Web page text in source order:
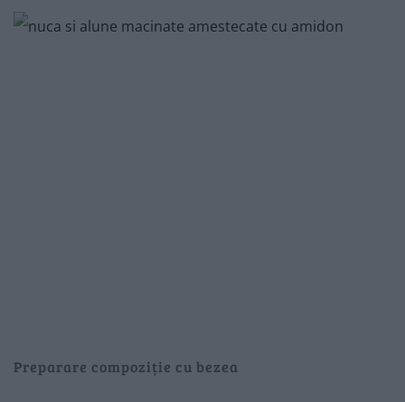
Preparare compoziție cu bezea